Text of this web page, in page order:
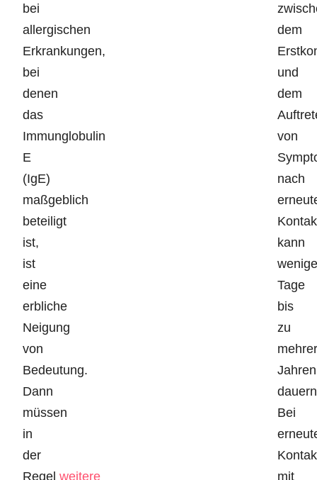
bei
allergischen
Erkrankungen,
bei
denen
das
Immunglobulin
E
(IgE)
maßgeblich
beteiligt
ist,
ist
eine
erbliche
Neigung
von
Bedeutung.
Dann
müssen
in
der
Regel weitere
dem
und
dem
von
nach
kann
wenige
Tage
bis
zu
Jahren
Bei
mit